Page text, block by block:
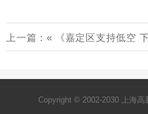
上一篇：« 《嘉定区支持低空
（试行）》2025-2027
Copyright © 2002-2030 上海